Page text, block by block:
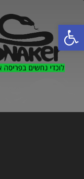
פתח סרגל נגישות